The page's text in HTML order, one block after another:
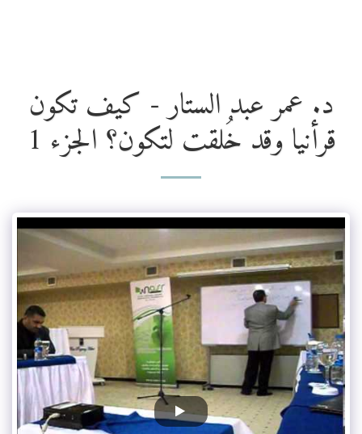
د. عمر عبد الستار - كيف تكون
قرأنيا وقد خُلقت لتكون؟ الجزء 1